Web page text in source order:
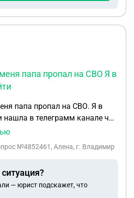
ли в случае его гибели мне
папа пропал на СВО Я в
папа пропал на СВО. Я в
нашла в телеграмм канале чат
поиском пропавших и
отца воинская
задания на котором он
, а так же мои данные ФИО
№4852461, Алена, г. Владимир
— юрист подскажет, что